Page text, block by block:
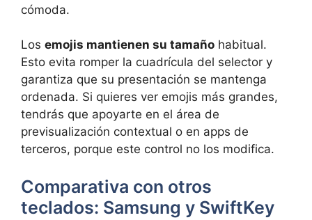
cómoda.
Los emojis mantienen su tamaño habitual.
Esto evita romper la cuadrícula del selector y
garantiza que su presentación se mantenga
ordenada. Si quieres ver emojis más grandes,
tendrás que apoyarte en el área de
previsualización contextual o en apps de
terceros, porque este control no los modifica.
Comparativa con otros
teclados: Samsung y SwiftKey